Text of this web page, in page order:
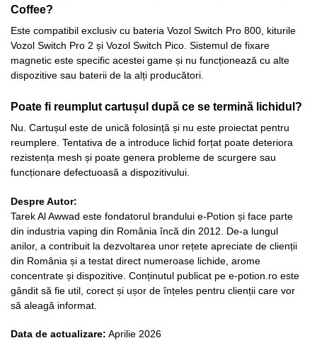
Coffee?
Este compatibil exclusiv cu bateria Vozol Switch Pro 800, kiturile
Vozol Switch Pro 2 și Vozol Switch Pico. Sistemul de fixare
magnetic este specific acestei game și nu funcționează cu alte
dispozitive sau baterii de la alți producători.
Poate fi reumplut cartușul după ce se termină lichidul?
Nu. Cartușul este de unică folosință și nu este proiectat pentru
reumplere. Tentativa de a introduce lichid forțat poate deteriora
rezistența mesh și poate genera probleme de scurgere sau
funcționare defectuoasă a dispozitivului.
Despre Autor:
Tarek Al Awwad este fondatorul brandului e-Potion și face parte
din industria vaping din România încă din 2012. De-a lungul
anilor, a contribuit la dezvoltarea unor rețete apreciate de clienții
din România și a testat direct numeroase lichide, arome
concentrate și dispozitive. Conținutul publicat pe e-potion.ro este
gândit să fie util, corect și ușor de înțeles pentru clienții care vor
să aleagă informat.
Data de actualizare: Aprilie 2026